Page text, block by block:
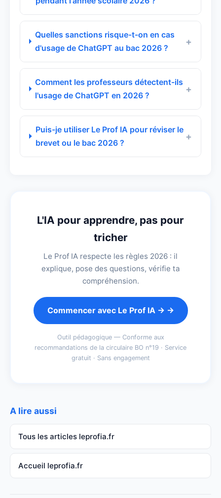
Quelles sanctions risque-t-on en cas
d'usage de ChatGPT au bac 2026 ?
Comment les professeurs détectent-ils
l'usage de ChatGPT en 2026 ?
Puis-je utiliser Le Prof IA pour réviser le
brevet ou le bac 2026 ?
L'IA pour apprendre, pas pour
tricher
Le Prof IA respecte les règles 2026 : il
explique, pose des questions, vérifie ta
compréhension.
Commencer avec Le Prof IA → →
Outil pédagogique — Conforme aux
recommandations de la circulaire BO n°19 · Service
gratuit · Sans engagement
A lire aussi
Tous les articles leprofia.fr
Accueil leprofia.fr